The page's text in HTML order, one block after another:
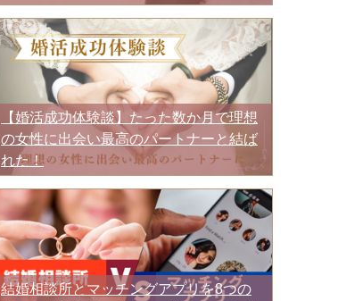
【婚活成功体験談】たった数か月で理想
の女性に出会い最高のパートナーと結ば
れた！
結婚相談所とマッチングアプリを8つの